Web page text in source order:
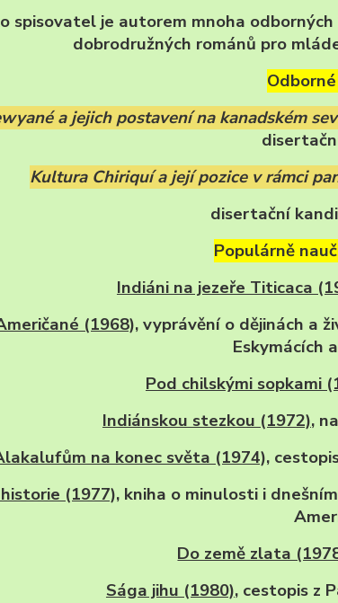
spisovatel je autorem mnoha
dobrodružných románů pro
a jejich postavení na kanadském
Kultura Chiriquí a její pozice v rámci
disertační
Populárně
Indiáni na jezeře Titicaca
(1968),vyprávění o dějinách a
Eskymácích
Pod chilskými sopkami
Indiánskou stezkou (1972),
na konec světa (1974),
(1977),kniha o minulosti i
Do země zlata
Sága jihu (1980), cestopis z